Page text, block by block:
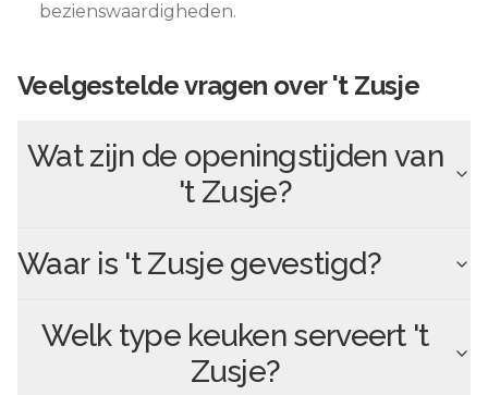
bezienswaardigheden.
Veelgestelde vragen over't Zusje
Wat zijn de openingstijden van
't Zusje?
Waar is 't Zusjegevestigd?
Welk type keuken serveert 't
Zusje?